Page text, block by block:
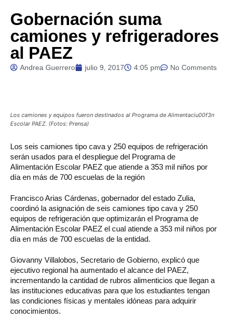
Gobernación suma
camiones y refrigeradores
al PAEZ
Andrea Guerrero julio 9, 2017 4:05 pm No Comments
Los camiones y equipos fueron destinados al Programa de Alimentaciu00f3n
Escolar PAEZ. (Fotos: Prensa)
Los seis camiones tipo cava y 250 equipos de refrigeración
serán usados para el despliegue del Programa de
Alimentación Escolar PAEZ que atiende a 353 mil niños por
día en más de 700 escuelas de la región
Francisco Arias Cárdenas, gobernador del estado Zulia,
coordinó la asignación de seis camiones tipo cava y 250
equipos de refrigeración que optimizarán el Programa de
Alimentación Escolar PAEZ el cual atiende a 353 mil niños por
día en más de 700 escuelas de la entidad.
Giovanny Villalobos, Secretario de Gobierno, explicó que
ejecutivo regional ha aumentado el alcance del PAEZ,
incrementando la cantidad de rubros alimenticios que llegan a
las instituciones educativas para que los estudiantes tengan
las condiciones físicas y mentales idóneas para adquirir
conocimientos.